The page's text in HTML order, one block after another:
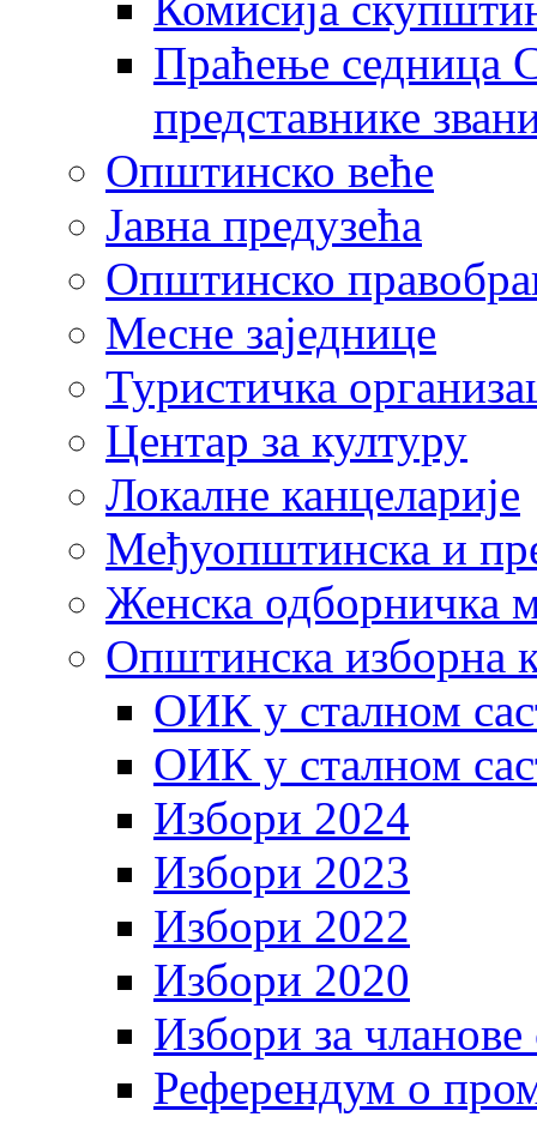
Праћење седница
представнике
Општинско веће
Јавна предузећа
Општинско
Месне заједнице
Туристичка
Центaр за културу
Локалне канцеларије
Међуопштинска и
Женска одборничка
Општинска изборна
ОИК у сталном
ОИК у сталном
Избори 2024
Избори 2023
Избори 2022
Избори 2020
Избори за
Референдум о